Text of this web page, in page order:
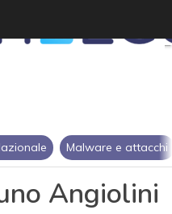
Malware e attacchi
Angiolini